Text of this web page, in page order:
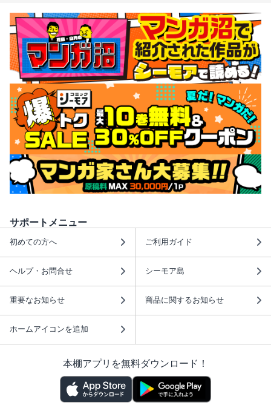
サポートメニュー
初めての方へ ご利用ガイド
ヘルプ・お問合せ シーモア島
重要なお知らせ 商品に関するお知らせ
ホームアイコンを追加
本棚アプリを無料ダウンロード！